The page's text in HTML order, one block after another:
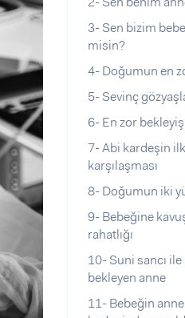
3- Sen bizim
misin?
4- Doğumun en
5- Sevinç
6- En zor bekleyiş
7- Abi kardeşin ilk
karşılaşması
8- Doğumun iki
9- Bebeğine
rahatlığı
10- Suni sancı
bekleyen anne
11- Bebeğin